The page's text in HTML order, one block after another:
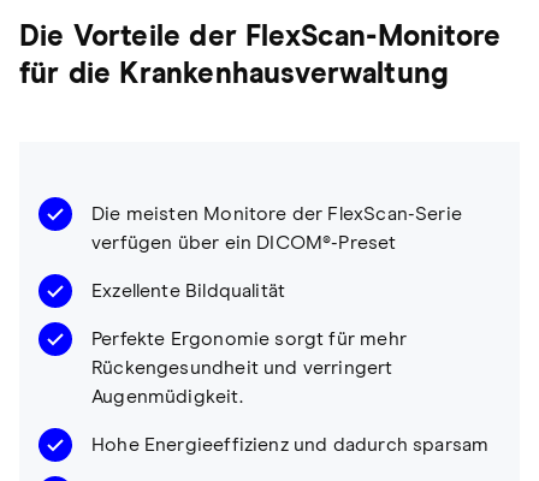
Die Vorteile der FlexScan-Monitore
für die Krankenhausverwaltung
Die meisten Monitore der FlexScan-Serie
verfügen über ein DICOM®-Preset
Exzellente Bildqualität
Perfekte Ergonomie sorgt für mehr
Rückengesundheit und verringert
Augenmüdigkeit.
Hohe Energieeffizienz und dadurch sparsam